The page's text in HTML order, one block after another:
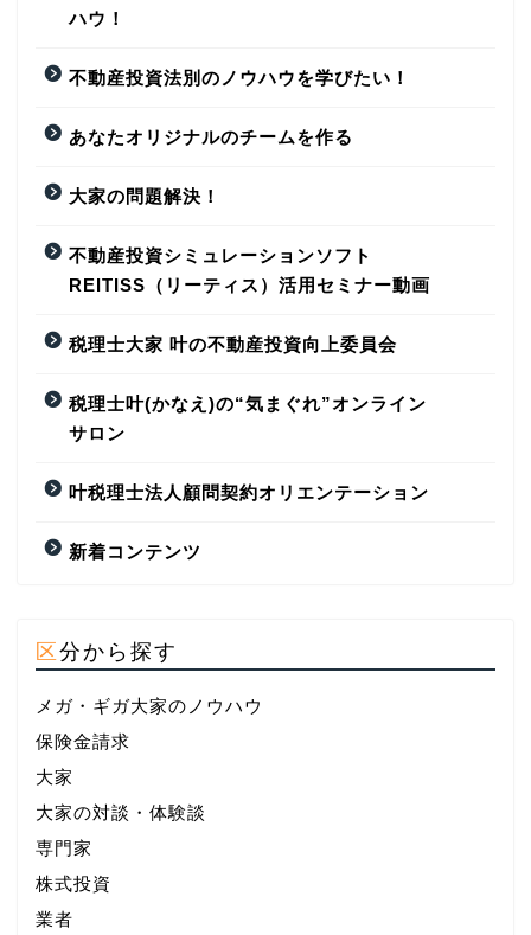
ハウ！
不動産投資法別のノウハウを学びたい！
あなたオリジナルのチームを作る
大家の問題解決！
不動産投資シミュレーションソフト
REITISS（リーティス）活用セミナー動画
税理士大家 叶の不動産投資向上委員会
税理士叶(かなえ)の“気まぐれ”オンライン
サロン
叶税理士法人顧問契約オリエンテーション
新着コンテンツ
区分から探す
メガ・ギガ大家のノウハウ
保険金請求
大家
大家の対談・体験談
専門家
株式投資
業者